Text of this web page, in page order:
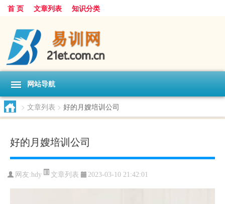
首 页 文章列表 知识分类
网站导航
> 文章列表 > 好的月嫂培训公司
好的月嫂培训公司
网友:hdy 文章列表 2023-03-10 21:42:01